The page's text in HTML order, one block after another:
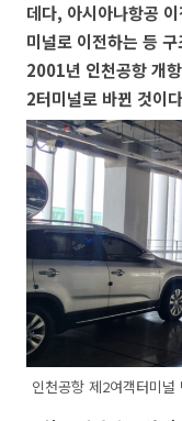
데다, 아시아나항공
미널로 이전하는 등
2001년 인천공항 개
2터미널로 바뀐 것이
인천공항 제2여객터미